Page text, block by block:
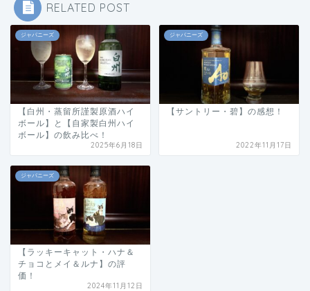
RELATED POST
ジャパニーズ
【白州・蒸留所謹製原酒ハイ
ボール】と【自家製白州ハイ
ボール】の飲み比べ！
2025年6月18日
ジャパニーズ
【サントリー・碧】の感想！
2022年11月17日
ジャパニーズ
【ラッキーキャット・ハナ＆
チョコとメイ＆ルナ】の評
価！
2024年11月12日